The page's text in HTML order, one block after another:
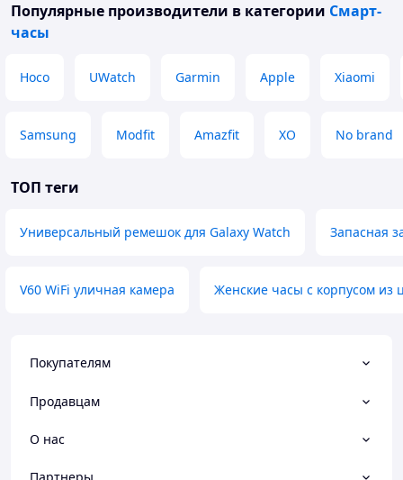
Популярные производители в категории Смарт-
часы
Hoco UWatch Garmin Apple Xiaomi
Samsung Modfit Amazfit XO No brand
ТОП теги
Универсальный ремешок для Galaxy Watch Запасная
V60 WiFi уличная камера Женские часы с корпусом из
Покупателям
Продавцам
О нас